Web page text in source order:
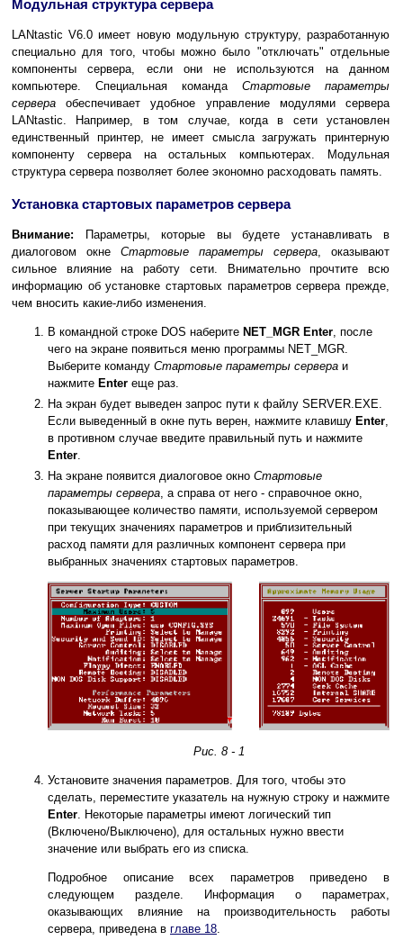
Модульная структура сервера
LANtastic V6.0 имеет новую модульную структуру, разработанную
специально для того, чтобы можно было "отключать" отдельные
компоненты сервера, если они не используются на данном
компьютере. Специальная команда Стартовые параметры
сервера обеспечивает удобное управление модулями сервера
LANtastic. Например, в том случае, когда в сети установлен
единственный принтер, не имеет смысла загружать принтерную
компоненту сервера на остальных компьютерах. Модульная
структура сервера позволяет более экономно расходовать память.
Установка стартовых параметров сервера
Внимание: Параметры, которые вы будете устанавливать в
диалоговом окне Стартовые параметры сервера, оказывают
сильное влияние на работу сети. Внимательно прочтите всю
информацию об установке стартовых параметров сервера прежде,
чем вносить какие-либо изменения.
В командной строке DOS наберите NET_MGR Enter, после
чего на экране появиться меню программы NET_MGR.
Выберите команду Стартовые параметры сервера и
нажмите Enter еще раз.
На экран будет выведен запрос пути к файлу SERVER.EXE.
Если выведенный в окне путь верен, нажмите клавишу Enter,
в противном случае введите правильный путь и нажмите
Enter.
На экране появится диалоговое окно Стартовые
параметры сервера, а справа от него - справочное окно,
показывающее количество памяти, используемой сервером
при текущих значениях параметров и приблизительный
расход памяти для различных компонент сервера при
выбранных значениях стартовых параметров.
Рис. 8 - 1
Установите значения параметров. Для того, чтобы это
сделать, переместите указатель на нужную строку и нажмите
Enter . Некоторые параметры имеют логический тип
(Включено/Выключено), для остальных нужно ввести
значение или выбрать его из списка.
Подробное описание всех параметров приведено в
следующем разделе. Информация о параметрах,
оказывающих влияние на производительность работы
сервера, приведена в главе 18